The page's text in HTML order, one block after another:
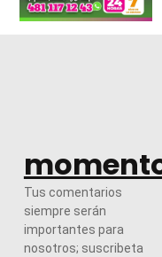
Tus comentarios
siempre serán
importantes para
nosotros; suscribeta